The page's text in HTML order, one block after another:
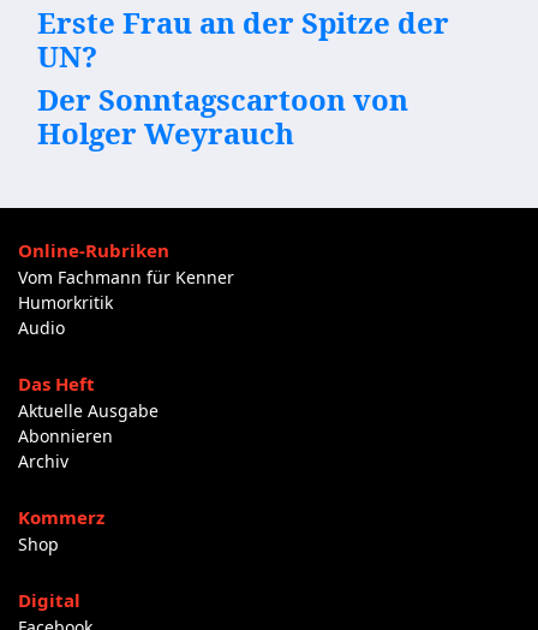
Erste Frau an der Spitze der
UN?
Der Sonntagscartoon von
Holger Weyrauch
Online-Rubriken
Vom Fachmann für Kenner
Humorkritik
Audio
Das Heft
Aktuelle Ausgabe
Abonnieren
Archiv
Kommerz
Shop
Digital